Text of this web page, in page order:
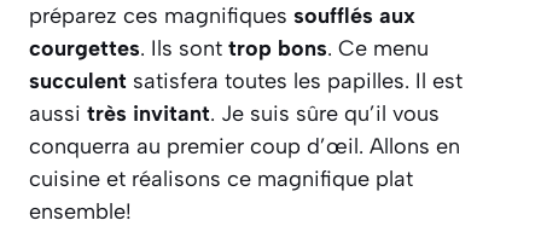
préparez ces magnifiques soufflés aux
courgettes. Ils sont trop bons. Ce menu
succulent satisfera toutes les papilles. Il est
aussi très invitant. Je suis sûre qu’il vous
conquerra au premier coup d’œil. Allons en
cuisine et réalisons ce magnifique plat
ensemble!